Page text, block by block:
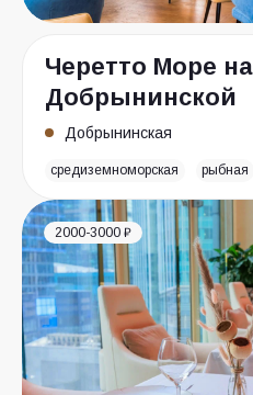
Черетто Море на
Добрынинской
Добрынинская
средиземноморская рыбная
2000-3000 ₽